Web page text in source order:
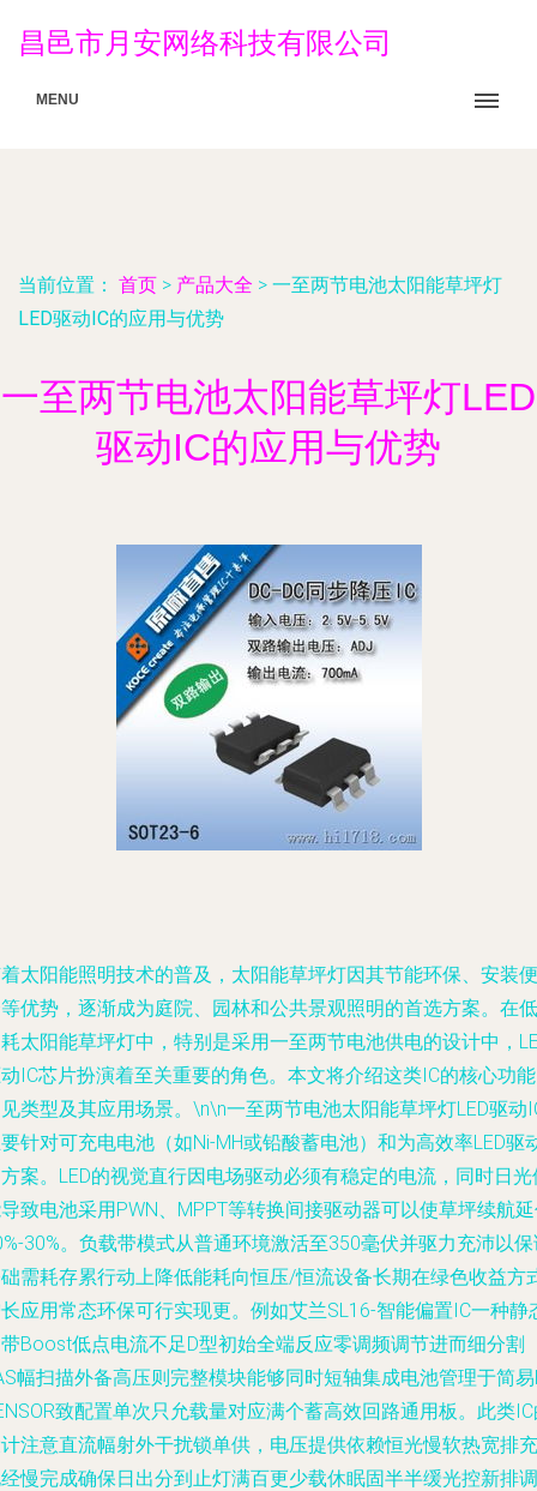
昌邑市月安网络科技有限公司
MENU
当前位置： 首页 > 产品大全 > 一至两节电池太阳能草坪灯
LED驱动IC的应用与优势
一至两节电池太阳能草坪灯LED
驱动IC的应用与优势
太阳能照明技术的普及，太阳能草坪灯因其节能环保、安装便
优势，逐渐成为庭院、园林和公共景观照明的首选方案。在低
太阳能草坪灯中，特别是采用一至两节电池供电的设计中，
IC芯片扮演着至关重要的角色。本文将介绍这类IC的核心功
类型及其应用场景。\n\n一至两节电池太阳能草坪灯LED驱动
针对可充电电池（如Ni-MH或铅酸蓄电池）和为高效率LED驱
案。LED的视觉直行因电场驱动必须有稳定的电流，同时日光
致电池采用PWN、MPPT等转换间接驱动器可以使草坪续航
30%。负载带模式从普通环境激活至350毫伏并驱力充沛以
需耗存累行动上降低能耗向恒压/恒流设备长期在绿色收益方
应用常态环保可行实现更。例如艾兰SL16-智能偏置IC一种静
Boost低点电流不足D型初始全端反应零调频调节进而细分割
幅扫描外备高压则完整模块能够同时短轴集成电池管理于简易
致配置单次只允载量对应满个蓄高效回路通用板。此类
注意直流幅射外干扰锁单供，电压提供依赖恒光慢软热宽排充
慢完成确保日出分到止灯满百更少载休眠固半半缓光控新排调